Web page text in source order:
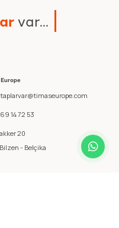
14 72 53
20
- Belçika
arvar...